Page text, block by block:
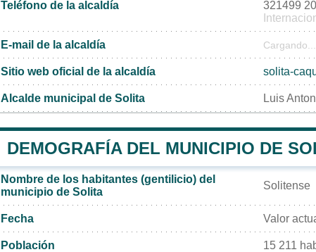
Teléfono de la alcaldía
321499
E-mail de la alcaldía Cargando...
Sitio web oficial de la alcaldía solita-
Alcalde municipal de Solita Luis
DEMOGRAFÍA DEL MUNICIPIO DE
Nombre de los habitantes (gentilicio) del
municipio de Solita
Solitense
Fecha Valor
Población 15 211